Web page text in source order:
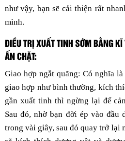
như vậy, bạn sẽ cải thiện rất
mình.
ĐIỀU TRỊ XUẤT TINH SỚM BẰNG
ẤN CHẶT:
Giao hợp ngắt quãng: Có nghĩa
giao hợp như bình thường, kích
gần xuất tinh thì ngừng lại để
Sau đó, nhờ bạn đời ép vào đầu
trong vài giây, sau đó quay trở lại